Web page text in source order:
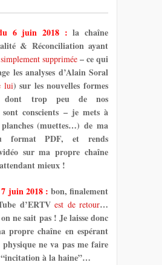
6 juin 2018 : la chaîne
& Réconciliation ayant
supprimée – ce qui
les analyses d’Alain Soral
lui) sur les nouvelles formes
dont trop peu de nos
sont conscients – je mets à
(muettes…) de ma
format PDF, et rends
sur ma propre chaîne
mieux !
juin 2018 : bon, finalement
d’ERTV est de retour…
ne sait pas ! Je laisse donc
propre chaîne en espérant
ne va pas me faire
à la haine”…